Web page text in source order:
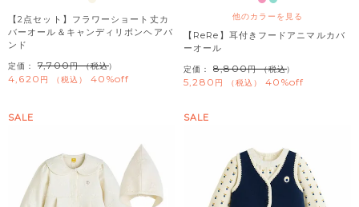
【2点セット】フラワーショート丈カ
バーオール＆キャンディリボンヘアバ
ンド
定価： 7,700 （税込）
4,620 税込 40%off
他のカラーを見る
【ReRe】耳付きフードアニマルカバ
ーオール
定価： 8,800 （税込）
5,280 税込 40%off
SALE SALE